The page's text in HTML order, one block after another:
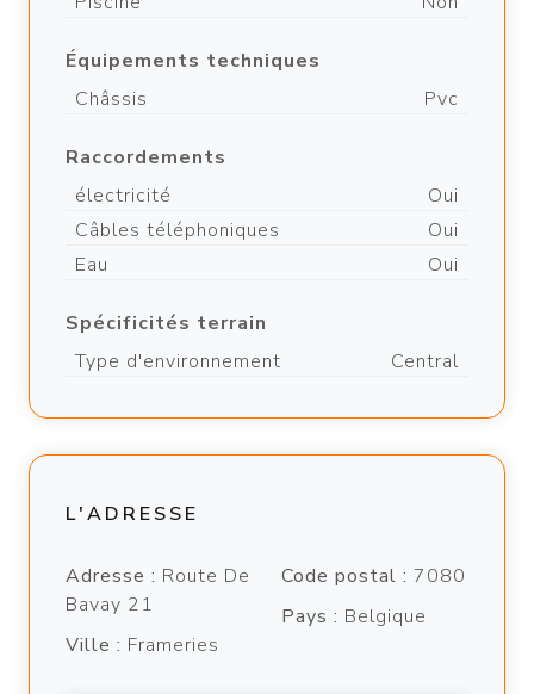
Équipements techniques
Châssis
Pvc
Raccordements
électricité
Oui
Câbles téléphoniques
Oui
Eau
Oui
Spécificités terrain
Type d'environnement
Central
L'ADRESSE
Adresse : Route De
Bavay 21
Ville : Frameries
Code postal : 7080
Pays : Belgique